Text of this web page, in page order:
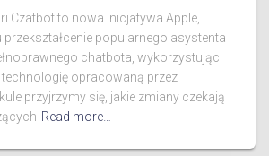
Czatbot to nowa inicjatywa Apple,
przekształcenie popularnego asystenta
chatbota, wykorzystując
opracowaną przez
przyjrzymy się, jakie zmiany czekają
Read more…